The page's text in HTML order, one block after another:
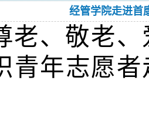
经管学院走进首
老、敬老
青年志愿